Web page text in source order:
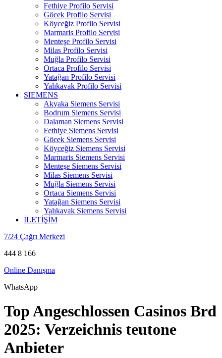
Fethiye Profilo Servisi
Göcek Profilo Servisi
Köyceğiz Profilo Servisi
Marmaris Profilo Servisi
Menteşe Profilo Servisi
Milas Profilo Servisi
Muğla Profilo Servisi
Ortaca Profilo Servisi
Yatağan Profilo Servisi
Yalıkavak Profilo Servisi
SIEMENS
Akyaka Siemens Servisi
Bodrum Siemens Servisi
Dalaman Siemens Servisi
Fethiye Siemens Servisi
Göcek Siemens Servisi
Köyceğiz Siemens Servisi
Marmaris Siemens Servisi
Menteşe Siemens Servisi
Milas Siemens Servisi
Muğla Siemens Servisi
Ortaca Siemens Servisi
Yatağan Siemens Servisi
Yalıkavak Siemens Servisi
İLETİŞİM
7/24 Çağrı Merkezi
444 8 166
Online Danışma
WhatsApp
Top Angeschlossen Casinos Brd
2025: Verzeichnis teutone
Anbieter